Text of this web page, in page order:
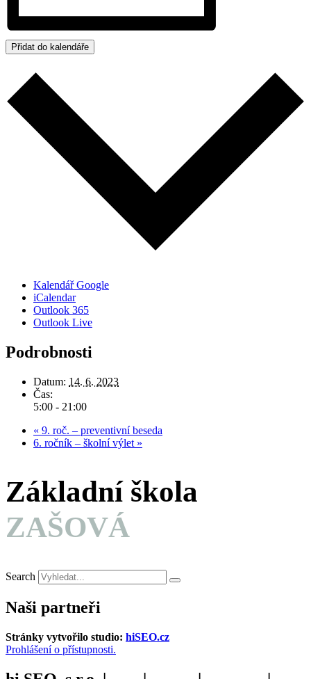
Přidat do kalendáře
Kalendář Google
iCalendar
Outlook 365
Outlook Live
Podrobnosti
Datum: 14. 6. 2023
Čas:
5:00 - 21:00
« 9. roč. – preventivní beseda
6. ročník – školní výlet »
Základní škola
ZAŠOVÁ
Search
Naši partneři
Stránky vytvořilo studio: hiSEO.cz
Prohlášení o přístupnosti.